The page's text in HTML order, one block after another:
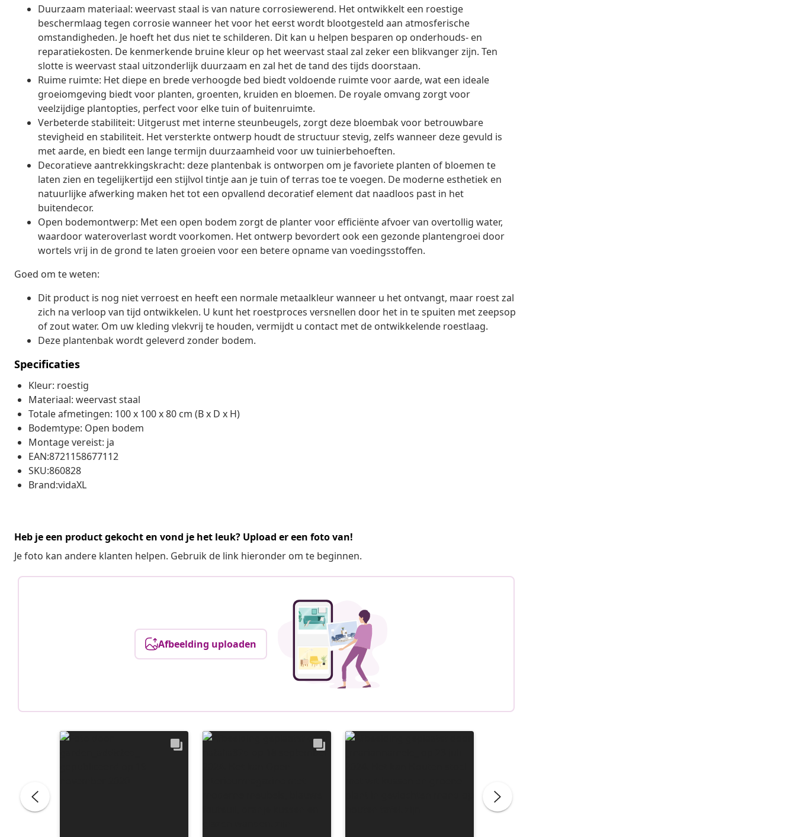
Duurzaam materiaal: weervast staal is van nature corrosiewerend. Het ontwikkelt een roestige
beschermlaag tegen corrosie wanneer het voor het eerst wordt blootgesteld aan atmosferische
omstandigheden. Je hoeft het dus niet te schilderen. Dit kan u helpen besparen op onderhouds- en
reparatiekosten. De kenmerkende bruine kleur op het weervast staal zal zeker een blikvanger zijn. Ten
slotte is weervast staal uitzonderlijk duurzaam en zal het de tand des tijds doorstaan.
Ruime ruimte: Het diepe en brede verhoogde bed biedt voldoende ruimte voor aarde, wat een ideale
groeiomgeving biedt voor planten, groenten, kruiden en bloemen. De royale omvang zorgt voor
veelzijdige plantopties, perfect voor elke tuin of buitenruimte.
Verbeterde stabiliteit: Uitgerust met interne steunbeugels, zorgt deze bloembak voor betrouwbare
stevigheid en stabiliteit. Het versterkte ontwerp houdt de structuur stevig, zelfs wanneer deze gevuld is
met aarde, en biedt een lange termijn duurzaamheid voor uw tuinierbehoeften.
Decoratieve aantrekkingskracht: deze plantenbak is ontworpen om je favoriete planten of bloemen te
laten zien en tegelijkertijd een stijlvol tintje aan je tuin of terras toe te voegen. De moderne esthetiek en
natuurlijke afwerking maken het tot een opvallend decoratief element dat naadloos past in het
buitendecor.
Open bodemontwerp: Met een open bodem zorgt de planter voor efficiënte afvoer van overtollig water,
waardoor wateroverlast wordt voorkomen. Het ontwerp bevordert ook een gezonde plantengroei door
wortels vrij in de grond te laten groeien voor een betere opname van voedingsstoffen.
Goed om te weten:
Dit product is nog niet verroest en heeft een normale metaalkleur wanneer u het ontvangt, maar roest zal
zich na verloop van tijd ontwikkelen. U kunt het roestproces versnellen door het in te spuiten met zeepsop
of zout water. Om uw kleding vlekvrij te houden, vermijdt u contact met de ontwikkelende roestlaag.
Deze plantenbak wordt geleverd zonder bodem.
Specificaties
Kleur: roestig
Materiaal: weervast staal
Totale afmetingen: 100 x 100 x 80 cm (B x D x H)
Bodemtype: Open bodem
Montage vereist: ja
EAN:8721158677112
SKU:860828
Brand:vidaXL
Heb je een product gekocht en vond je het leuk? Upload er een foto van!
Je foto kan andere klanten helpen. Gebruik de link hieronder om te beginnen.
Afbeelding uploaden